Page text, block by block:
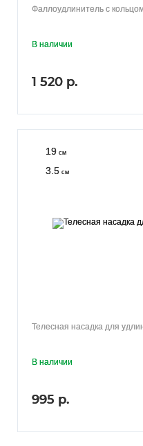
Фаллоудлинитель с
В наличии
1 520 р.
19 см
3.5 см
Телесная насадка для
В наличии
995 р.